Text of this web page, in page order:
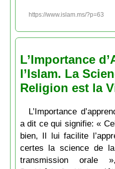
https://www.islam.ms/?p=63
L’Importance
l’Islam. La
Religion est la
L’Importance
a dit ce qui signifie: «
bien, Il lui facilite
certes la science de
transmission orale